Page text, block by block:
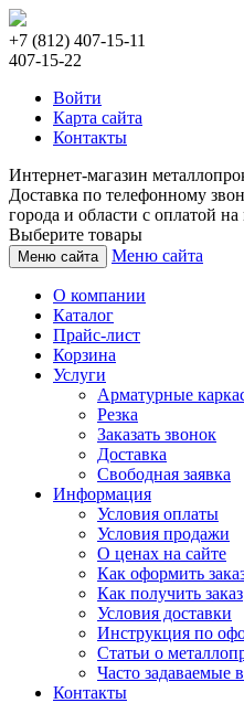
+7 (812) 407-15-11
407-15-22
Войти
Карта сайта
Контакты
Интернет-магазин
Доставка по телефонному
города и области с оплатой на
Выберите товары
Меню сайта Меню сайта
О компании
Каталог
Прайс-лист
Корзина
Услуги
Арматурные
Резка
Заказать звонок
Доставка
Свободная заявка
Информация
Условия оплаты
Условия продажи
О ценах на сайте
Как оформить
Как получить заказ
Условия доставки
Инструкция по
Статьи о
Часто задаваемые
Контакты